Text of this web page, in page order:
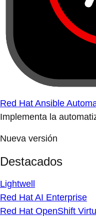
Red Hat Ansible
Implementa la
Nueva versión
Destacados
Lightwell
Red Hat AI Enterprise
Red Hat OpenShift